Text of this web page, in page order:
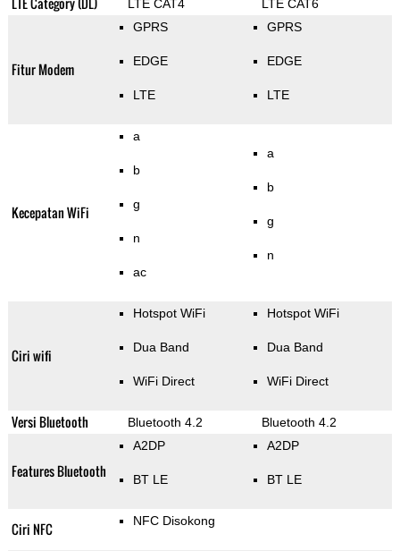
LTE CAT4 LTE CAT6
Fitur Modem
GPRS
EDGE
LTE
GPRS
EDGE
LTE
Kecepatan WiFi
a
b
g
n
ac
a
b
g
n
Ciri wifi
Hotspot WiFi
Dua Band
WiFi Direct
Hotspot WiFi
Dua Band
WiFi Direct
Versi Bluetooth Bluetooth 4.2 Bluetooth 4.2
Features Bluetooth
A2DP
BT LE
A2DP
BT LE
Ciri NFC NFC Disokong